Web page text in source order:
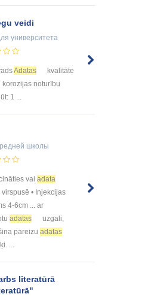
veidi
университета
Adatas
kvalitāte
korozijas noturību
1 ...
школы
vai adata
• Injekcijas
4-6cm ... ar
adatas
uzgali,
pareizu adatas
...
literatūrā